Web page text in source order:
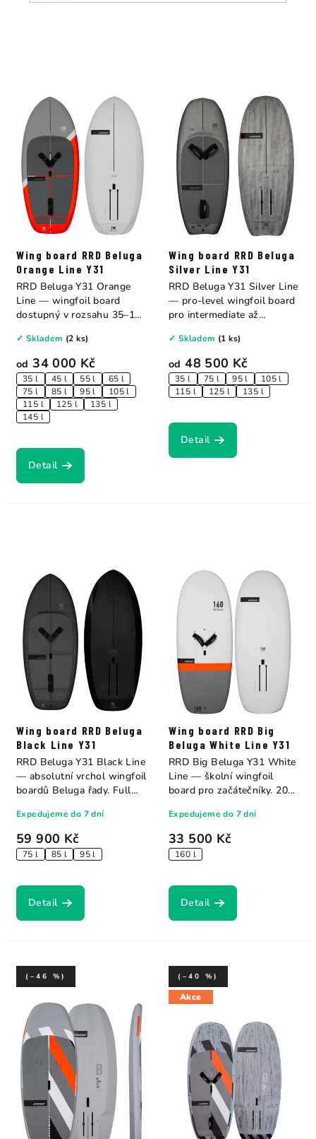
Wing board RRD Beluga
Orange Line Y31
od 34 000 Kč
35 l 45 l 55 l
65 l
75 l
85 l 95 l
105 l
115 l
125 l
135 l
145 l
✓ Skladem (2 ks)
Detail
RRD Beluga Y31 Orange
Line — wingfoil board
dostupný v rozsahu 35–145
Wing board RRD Beluga
Silver Line Y31
od 48 500 Kč
35 l 75 l 95 l
105 l
115 l
125 l 135 l
✓ Skladem (1 ks)
Detail
RRD Beluga Y31 Silver Line
— pro-level wingfoil board
pro intermediate až
Wing board RRD Beluga
Black Line Y31
59 900 Kč
75 l 85 l 95 l
Expedujeme do 7 dní
Detail
RRD Beluga Y31 Black Line
— absolutní vrchol wingfoil
boardů Beluga řady. Full
Wing board RRD Big
Beluga White Line Y31
33 500 Kč
160 l
Expedujeme do 7 dní
Detail
RRD Big Beluga Y31 White
Line — školní wingfoil
board pro začátečníky. 200
(–46 %)
Akce
(–40 %)